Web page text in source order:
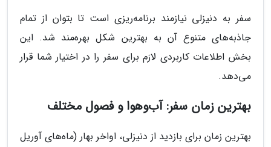
سفر به دنیزلی نیازمند برنامه‌ریزی است تا بتوان از تمام
جاذبه‌های متنوع آن به بهترین شکل بهره‌مند شد. این
بخش اطلاعات کاربردی لازم برای سفر را در اختیار شما قرار
می‌دهد.
بهترین زمان سفر: آب‌وهوا و فصول مختلف
بهترین زمان برای بازدید از دنیزلی، اواخر بهار (ماه‌های آوریل